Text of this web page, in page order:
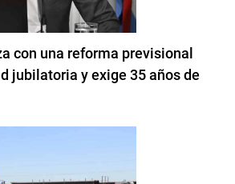
con una reforma previsional
jubilatoria y exige 35 años de